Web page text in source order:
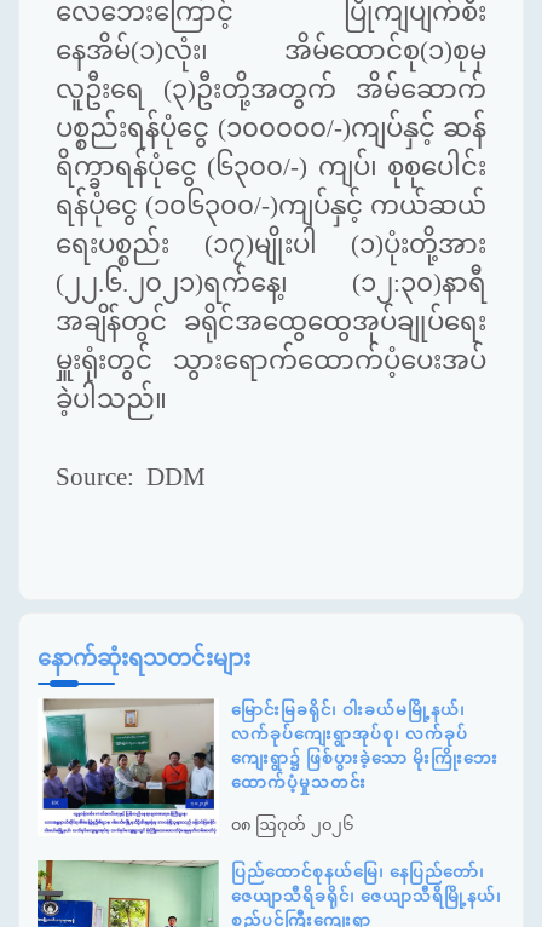
လေဘေးကြောင့် ပြိုကျပျက်စီး
နေအိမ်(၁)လုံး၊ အိမ်ထောင်စု(၁)စုမှ
လူဦးရေ (၃)ဦးတို့အတွက် အိမ်ဆောက်
ပစ္စည်းရန်ပုံငွေ (၁၀၀၀၀၀/-)ကျပ်နှင့် ဆန်
ရိက္ခာရန်ပုံငွေ (၆၃၀၀/-) ကျပ်၊ စုစုပေါင်း
ရန်ပုံငွေ (၁၀၆၃၀၀/-)ကျပ်နှင့် ကယ်ဆယ်
ရေးပစ္စည်း (၁၇)မျိုးပါ (၁)ပုံးတို့အား
(၂၂.၆.၂၀၂၁)ရက်နေ့၊ (၁၂:၃၀)နာရီ
အချိန်တွင် ခရိုင်အထွေထွေအုပ်ချုပ်ရေး
မှူးရုံးတွင် သွားရောက်ထောက်ပံ့ပေးအပ်
ခဲ့ပါသည်။
Source: DDM
နောက်ဆုံးရသတင်းများ
မြောင်းမြခရိုင်၊ ဝါးခယ်မမြို့နယ်၊
လက်ခုပ်ကျေးရွာအုပ်စု၊ လက်ခုပ်
ကျေးရွာ၌ ဖြစ်ပွားခဲ့သော မိုးကြိုးဘေး
ထောက်ပံ့မှုသတင်း
၀၈ ဩဂုတ် ၂၀၂၆
ပြည်ထောင်စုနယ်မြေ၊ နေပြည်တော်၊
ဇေယျာသီရိခရိုင်၊ ဇေယျာသီရိမြို့နယ်၊
စည်ပင်ကြီးကျေးရွာ